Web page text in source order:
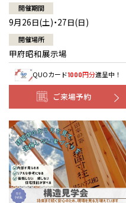
開催期間
9月26日(土)・27日(日)
開催場所
甲府昭和展示場
QUOカード1000円分進呈中！
ご来場予約